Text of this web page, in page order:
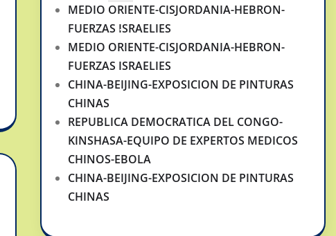
MEDIO ORIENTE-CISJORDANIA-HEBRON-
FUERZAS ISRAELIES
MEDIO ORIENTE-CISJORDANIA-HEBRON-
FUERZAS ISRAELIES
CHINA-BEIJING-EXPOSICION DE PINTURAS
CHINAS
REPUBLICA DEMOCRATICA DEL CONGO-
KINSHASA-EQUIPO DE EXPERTOS MEDICOS
CHINOS-EBOLA
CHINA-BEIJING-EXPOSICION DE PINTURAS
CHINAS